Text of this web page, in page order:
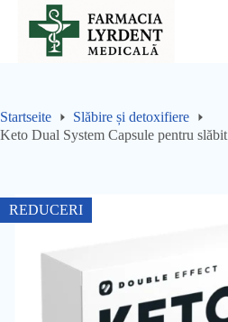
conținut
Startseite
Slăbire și detoxifiere
Keto Dual System Capsule pentru slăbit
REDUCERI